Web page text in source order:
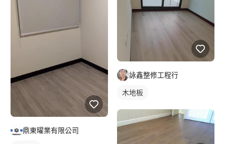
鼎東曜業有限公司
詠鑫整修工程行
木地板